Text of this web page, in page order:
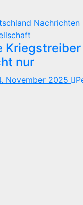
Nachrichten
nur
November 2025